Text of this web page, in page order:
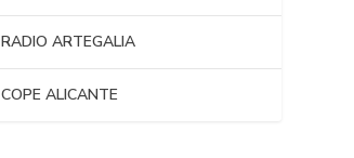
RADIO ARTEGALIA
COPE ALICANTE